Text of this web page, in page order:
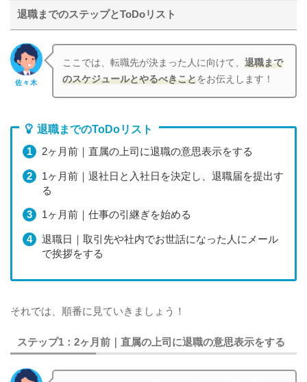
退職までのステップとToDoリスト
佐々木
ここでは、転職先が決まった人に向けて、退職まで
のスケジュールとやるべきことをお伝えします！
退職までのToDoリスト
2ヶ月前｜直属の上司に退職の意思表示をする
1ヶ月前｜退社日と入社日を決定し、退職届を提出す
る
1ヶ月前｜仕事の引継ぎを始める
退職日｜取引先や社内でお世話になった人にメール
で挨拶をする
それでは、順番に見ていきましょう！
ステップ1：2ヶ月前｜直属の上司に退職の意思表示をする